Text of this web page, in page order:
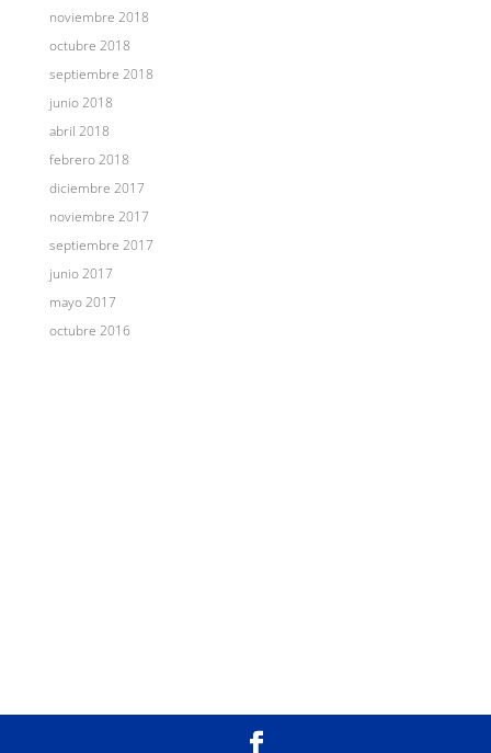
noviembre 2018
octubre 2018
septiembre 2018
junio 2018
abril 2018
febrero 2018
diciembre 2017
noviembre 2017
septiembre 2017
junio 2017
mayo 2017
octubre 2016